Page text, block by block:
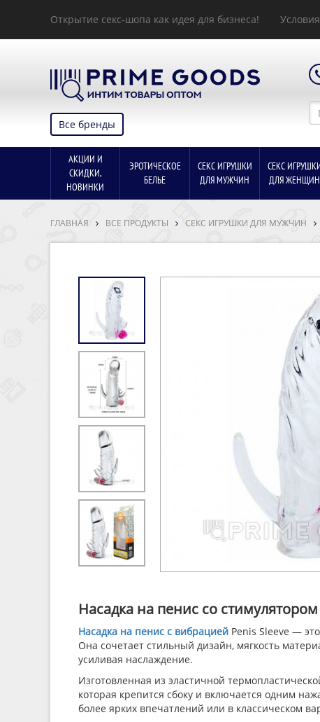
Открытие секс-шопа как идея для бизнеса!
Все бренды
АКЦИИ И
СКИДКИ,
НОВИНКИ
ЭРОТИЧЕСКОЕ
БЕЛЬЕ
СЕКС ИГРУШКИ
ДЛЯ МУЖЧИН
СЕКС
ДЛЯ ЖЕНЩИН
ГЛАВНАЯ ВСЕ ПРОДУКТЫ СЕКС ИГРУШКИ ДЛЯ МУЖЧИН
Насадка на пенис со
Насадка на пенис с вибрацией Penis Sleeve —
Она сочетает стильный дизайн, мягкость
усиливая наслаждение.
Изготовленная из эластичной
которая крепится сбоку и включается одним
более ярких впечатлений или в классическом